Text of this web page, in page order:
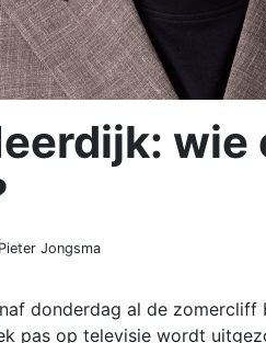
Jongsma
donderdag al de
pas op televisie wordt